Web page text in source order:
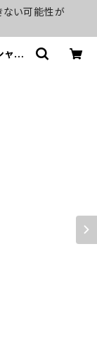
ない可能性が
ャル